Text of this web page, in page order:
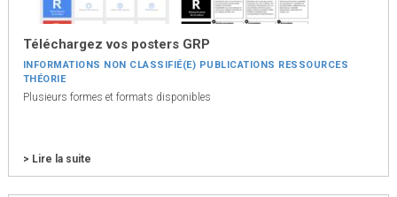
Téléchargez vos posters GRP
INFORMATIONS NON CLASSIFIÉ(E) PUBLICATIONS RESSOURCES
THÉORIE
Plusieurs formes et formats disponibles
> Lire la suite